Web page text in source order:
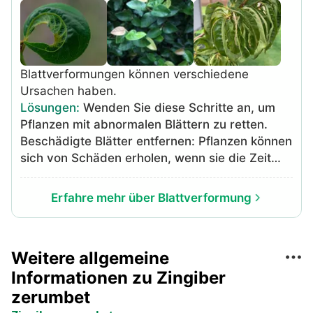
heilt. Die beste Lösung ist, die befallenen
Pflanzen zu entfernen und das Pflanzenmaterial
außerhalb des Geländes zu entsorgen. Geben
Sie es nicht auf einen Komposthaufen.
Blattverformungen können verschiedene
Ursachen haben.
Lösungen: Wenden Sie diese Schritte an, um
Pflanzen mit abnormalen Blättern zu retten.
Beschädigte Blätter entfernen: Pflanzen können
sich von Schäden erholen, wenn sie die Zeit
dafür haben. Entfernen Sie alle verformten
Blätter, damit sie der Pflanze keine Energie
mehr entziehen. Dies schafft auch Raum für
Herbizidschäden schwer zu diagnostizieren
sind, können Gärtner möglicherweise
verformte Blätter verhindern, indem sie keine
verwenden und die Anweisungen des
Erfahre mehr über Blattverformung
Weitere allgemeine
Informationen zu Zingiber
zerumbet